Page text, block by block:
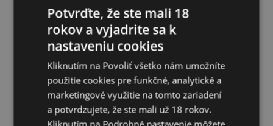
Potvrďte, že ste mali 18
rokov a vyjadrite sa k
nastaveniu cookies
Kliknutím na Povoliť všetko nám umožníte
použitie cookies pre funkčné, analytické a
marketingové využitie na tomto zariadení
a potvrdzujete, že ste mali už 18 rokov.